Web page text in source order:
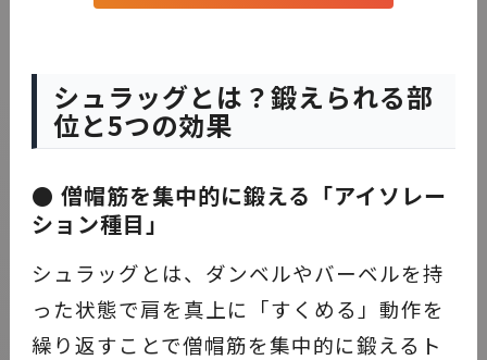
シュラッグとは？鍛えられる部
位と5つの効果
● 僧帽筋を集中的に鍛える「アイソレー
ション種目」
シュラッグとは、ダンベルやバーベルを持
った状態で肩を真上に「すくめる」動作を
繰り返すことで僧帽筋を集中的に鍛えるト